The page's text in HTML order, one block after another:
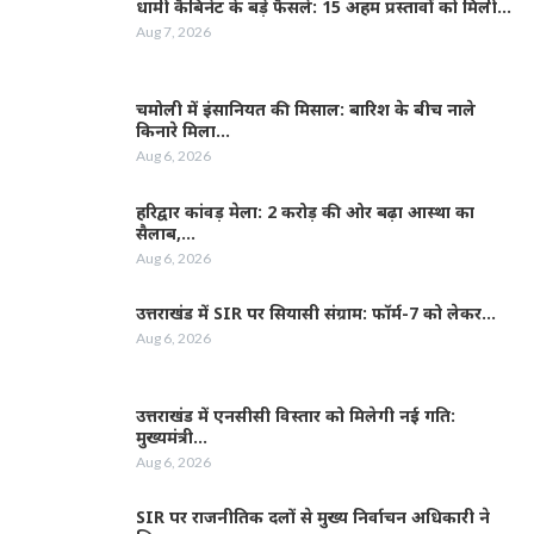
धामी कैबिनेट के बड़े फैसले: 15 अहम प्रस्तावों को मिली…
Aug 7, 2026
चमोली में इंसानियत की मिसाल: बारिश के बीच नाले
किनारे मिला…
Aug 6, 2026
हरिद्वार कांवड़ मेला: 2 करोड़ की ओर बढ़ा आस्था का
सैलाब,…
Aug 6, 2026
उत्तराखंड में SIR पर सियासी संग्राम: फॉर्म-7 को लेकर…
Aug 6, 2026
उत्तराखंड में एनसीसी विस्तार को मिलेगी नई गति:
मुख्यमंत्री…
Aug 6, 2026
SIR पर राजनीतिक दलों से मुख्य निर्वाचन अधिकारी ने